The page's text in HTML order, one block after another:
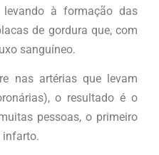
à formação das
de gordura que, com
sanguíneo.
nas artérias que levam
o resultado é o
pessoas, o primeiro
infarto.